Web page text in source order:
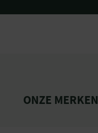
ONZE MERKEN